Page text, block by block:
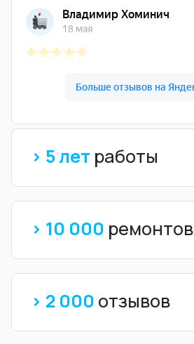
> 5 лет работы
> 10 000 ремонтов
> 2 000 отзывов